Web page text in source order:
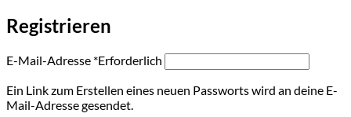
Registrieren
E-Mail-Adresse *Erforderlich
Ein Link zum Erstellen eines neuen Passworts wird an deine E-
Mail-Adresse gesendet.